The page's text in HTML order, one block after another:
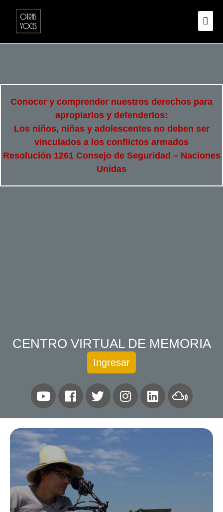
Conocer y comprender nuestros derechos para
apropiarlos y defenderlos:
Los niños, niñas y adolescentes no deben ser
vinculados a los conflictos armados
Resolución 1261 Consejo de Seguridad – Naciones
Unidas
CENTRO VIRTUAL DE MEMORIA
Ingresar